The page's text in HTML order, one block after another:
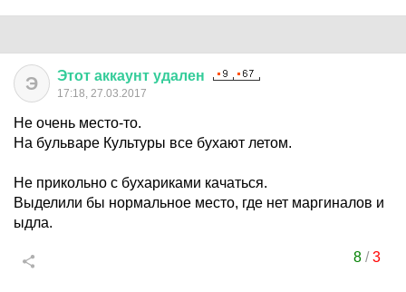
Э Этот аккаунт удален
17:18, 27.03.2017
Не очень место-то.
На бульваре Культуры все бухают летом.
Не прикольно с бухариками качаться.
Выделили бы нормальное место, где нет маргиналов и
ыдла.
8/3